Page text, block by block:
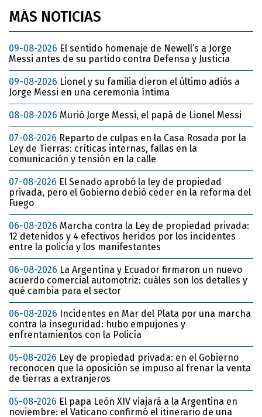
MÁS NOTICIAS
09-08-2026 El sentido homenaje de Newell’s a Jorge
Messi antes de su partido contra Defensa y Justicia
09-08-2026 Lionel y su familia dieron el último adiós a
Jorge Messi en una ceremonia íntima
08-08-2026 Murió Jorge Messi, el papá de Lionel Messi
07-08-2026 Reparto de culpas en la Casa Rosada por la
Ley de Tierras: críticas internas, fallas en la
comunicación y tensión en la calle
07-08-2026 El Senado aprobó la ley de propiedad
privada, pero el Gobierno debió ceder en la reforma del
Fuego
06-08-2026 Marcha contra la Ley de propiedad privada:
12 detenidos y 4 efectivos heridos por los incidentes
entre la policía y los manifestantes
06-08-2026 La Argentina y Ecuador firmaron un nuevo
acuerdo comercial automotriz: cuáles son los detalles y
qué cambia para el sector
06-08-2026 Incidentes en Mar del Plata por una marcha
contra la inseguridad: hubo empujones y
enfrentamientos con la Policía
05-08-2026 Ley de propiedad privada: en el Gobierno
reconocen que la oposición se impuso al frenar la venta
de tierras a extranjeros
05-08-2026 El papa León XIV viajará a la Argentina en
noviembre: el Vaticano confirmó el itinerario de una